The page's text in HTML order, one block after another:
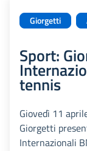
Giorgetti
Sport:
tennis
Giovedì 11
Giorgetti
Internazionali